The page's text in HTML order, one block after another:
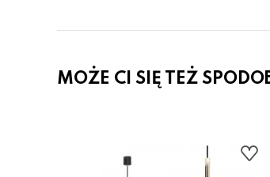
MOŻE CI SIĘ TEŻ